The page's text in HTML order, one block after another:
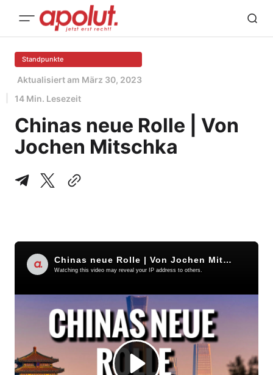
Standpunkte
Aktualisiert am März 30, 2023
14 Min. Lesezeit
Chinas neue Rolle | Von
Jochen Mitschka